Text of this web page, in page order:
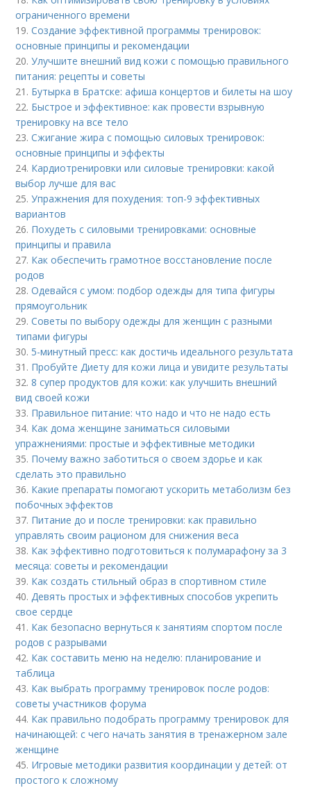
ограниченного времени
19.Создание эффективной программы тренировок:
основные принципы и рекомендации
20.Улучшите внешний вид кожи с помощью правильного
питания: рецепты и советы
21. Бутырка в Братске: афиша концертов и билеты на шоу
22. Быстрое и эффективное: как провести взрывную
тренировку на все тело
23.Сжигание жира с помощью силовых тренировок:
основные принципы и эффекты
24. Кардиотренировки или силовые тренировки: какой
выбор лучше для вас
25.Упражнения для похудения: топ-9 эффективных
вариантов
26. Похудеть с силовыми тренировками: основные
принципы и правила
27. Как обеспечить грамотное восстановление после
родов
28.Одевайся с умом: подбор одежды для типа фигуры
прямоугольник
29.Советы по выбору одежды для женщин с разными
типами фигуры
30. 5-минутный пресс: как достичь идеального результата
31. Пробуйте Диету для кожи лица и увидите результаты
32.8 супер продуктов для кожи: как улучшить внешний
вид своей кожи
33. Правильное питание: что надо и что не надо есть
34. Как дома женщине заниматься силовыми
упражнениями: простые и эффективные методики
35. Почему важно заботиться о своем здорье и как
сделать это правильно
36. Какие препараты помогают ускорить метаболизм без
побочных эффектов
37. Питание до и после тренировки: как правильно
управлять своим рационом для снижения веса
38. Как эффективно подготовиться к полумарафону за 3
месяца: советы и рекомендации
39. Как создать стильный образ в спортивном стиле
40.Девять простых и эффективных способов укрепить
свое сердце
41. Как безопасно вернуться к занятиям спортом после
родов с разрывами
42. Как составить меню на неделю: планирование и
таблица
43. Как выбрать программу тренировок после родов:
советы участников форума
44. Как правильно подобрать программу тренировок для
начинающей: с чего начать занятия в тренажерном зале
женщине
45. Игровые методики развития координации у детей: от
простого к сложному